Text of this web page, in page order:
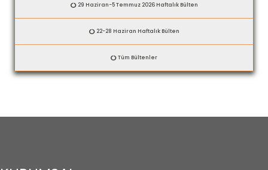
29 Haziran-5 Temmuz 2026 Haftalık Bülten
22-28 Haziran Haftalık Bülten
Tüm Bültenler